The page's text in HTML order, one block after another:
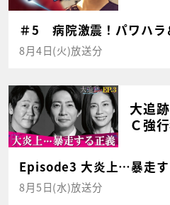
＃5 病院激震！パワハラ
8月4日(火)放送分
大追
Ｃ強
Episode3 大炎上…暴走す
8月5日(水)放送分